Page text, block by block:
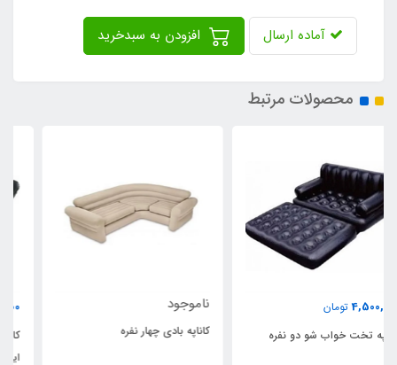
آماده ارسال
محصولات مرتبط
ناموجود
کاناپه بادی چهار نفره
کاناپه تاج دار دونفره تخت خوابشو